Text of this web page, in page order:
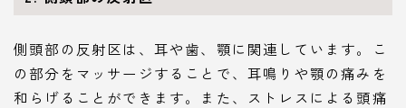
側頭部の反射区は、耳や歯、顎に関連しています。こ
の部分をマッサージすることで、耳鳴りや顎の痛みを
和らげることができます。また、ストレスによる頭痛